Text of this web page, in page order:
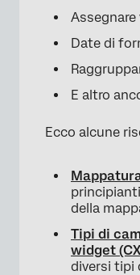
Date di
E altro
Ecco alcune
della
Tipi di
widget
diversi tipi